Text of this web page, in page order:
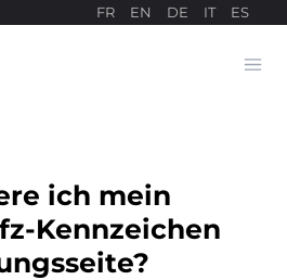
FR EN DE IT ES
ich mein
Kennzeichen